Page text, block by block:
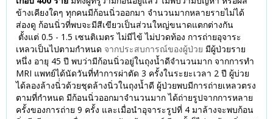
ข้างเคียงใดๆ ทุกคนมีก้อนนิ่วออกมา จำนวนมากหลายรายไม่ได้
ส่องดู ก้อนนิ่วที่พบจะมีสีเขียวเป็นส่วนใหญ่ขนาดแตกต่างกัน
ตั้งแต่ 0.5 - 1.5 เซนติเมตร ไม่มีไข้ ไม่ปวดท้อง การถ่ายอุจาระ
เหลวเป็นไปตามกำหนด จากประสบการณ์ของผู้ป่วย มีผู้ป่วยราย
หนึ่ง อายุ 45 ปี พบว่ามีก้อนนิ่วอยู่ในถุงน้ำดีจำนวนมาก จากการทำ
MRI แพทย์ได้นัดวันที่ทำการผ่าตัด 3 ครั้งในระยะเวลา 2 ปี ผู้บ่วย
ได้ลองล้างนิ่่วด้วยชุดล้างนิ่วในถุงน้ำดี ผู้ป่วยพบมีการถ่ายเหลวตรง
ตามที่กำหนด มีก้อนนิ่วออกมาจำนวนมาก ได้ถ่ายรูปจากการหลาย
ครั้งของการถ่าย 9 ครั้ง และเมื่อนำอุจาระรูปที่ 4 มาล้างจะพบก้อน